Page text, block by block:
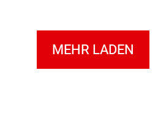
MEHR LADEN